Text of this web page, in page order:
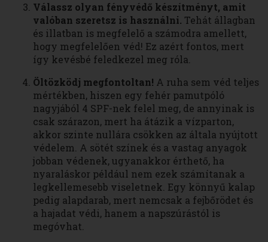
Válassz olyan fényvédő készítményt, amit
valóban szeretsz is használni. Tehát állagban
és illatban is megfelelő a számodra amellett,
hogy megfelelően véd! Ez azért fontos, mert
így kevésbé feledkezel meg róla.
Öltözködj megfontoltan! A ruha sem véd teljes
mértékben, hiszen egy fehér pamutpóló
nagyjából 4 SPF-nek felel meg, de annyinak is
csak szárazon, mert ha átázik a vízparton,
akkor szinte nullára csökken az általa nyújtott
védelem. A sötét színek és a vastag anyagok
jobban védenek, ugyanakkor érthető, ha
nyaraláskor például nem ezek számítanak a
legkellemesebb viseletnek. Egy könnyű kalap
pedig alapdarab, mert nemcsak a fejbőrödet és
a hajadat védi, hanem a napszúrástól is
megóvhat.